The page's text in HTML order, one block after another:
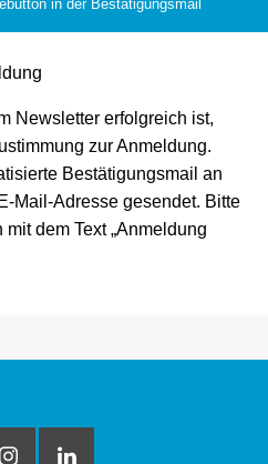
in der Bestätigungsmail
Newsletter erfolgreich ist,
zur Anmeldung.
Bestätigungsmail an
Mail-Adresse gesendet. Bitte
dem Text „Anmeldung